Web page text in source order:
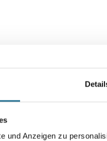
und Anzeigen zu